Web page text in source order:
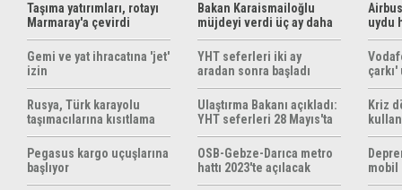
Taşıma yatırımları, rotayı
Marmaray'a çevirdi
Gemi ve yat ihracatına 'jet'
izin
Rusya, Türk karayolu
taşımacılarına kısıtlama
getirebilir
Pegasus kargo uçuşlarına
başlıyor
Bakan Karaismailoğlu
müjdeyi verdi üç ay daha
ücretsiz
YHT seferleri iki ay
aradan sonra başladı
Ulaştırma Bakanı açıkladı:
YHT seferleri 28 Mayıs'ta
başlıyor
OSB-Gebze-Darıca metro
hattı 2023'te açılacak
uydu
Kriz
mobil